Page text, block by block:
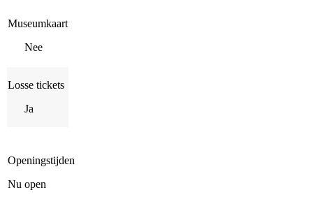
Museumkaart
Nee
Losse tickets
Ja
Openingstijden
Nu open